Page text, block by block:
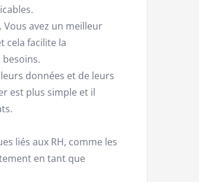
avez un meilleur
cela facilite la
données et de leurs
est plus simple et il
liés aux RH, comme les
en tant que